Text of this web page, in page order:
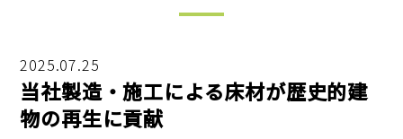
2025.07.25
当社製造・施工による床材が歴史的建
物の再生に貢献